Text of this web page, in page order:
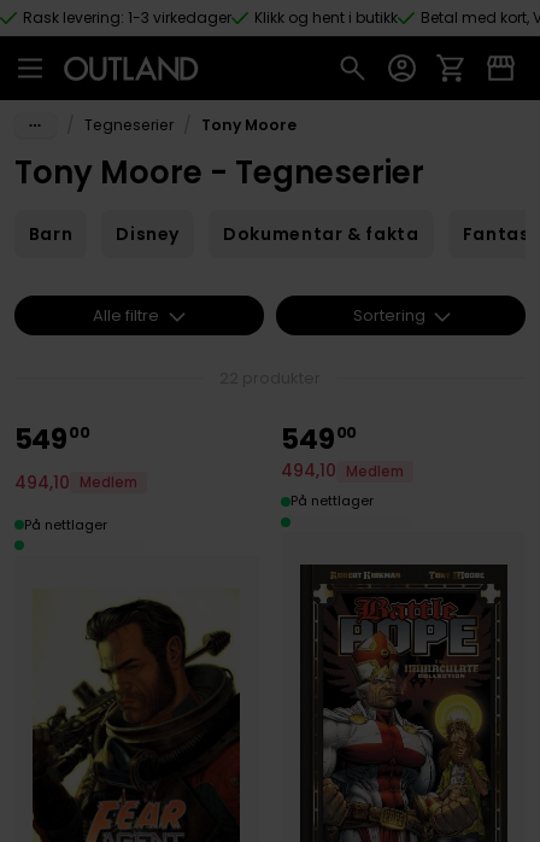
Hopp til hovedinnhold
Rask levering: 1-3 virkedager Klikk og hent i butikk Betal med kort,
Tegneserier Tony Moore
Tony Moore - Tegneserier
Barn Disney Dokumentar & fakta Fantasy
54900
494,10 Medlem
På nettlager
54900
494,10
Medlem
På nettlager
Alle filtre Sortering